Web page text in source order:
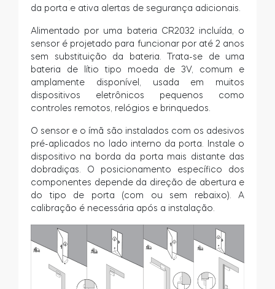
da porta e ativa alertas de segurança adicionais.
Alimentado por uma bateria CR2032 incluída, o
sensor é projetado para funcionar por até 2 anos
sem substituição da bateria. Trata-se de uma
bateria de lítio tipo moeda de 3V, comum e
amplamente disponível, usada em muitos
dispositivos eletrônicos pequenos como
controles remotos, relógios e brinquedos.
O sensor e o ímã são instalados com os adesivos
pré-aplicados no lado interno da porta. Instale o
dispositivo na borda da porta mais distante das
dobradiças. O posicionamento específico dos
componentes depende da direção de abertura e
do tipo de porta (com ou sem rebaixo). A
calibração é necessária após a instalação.